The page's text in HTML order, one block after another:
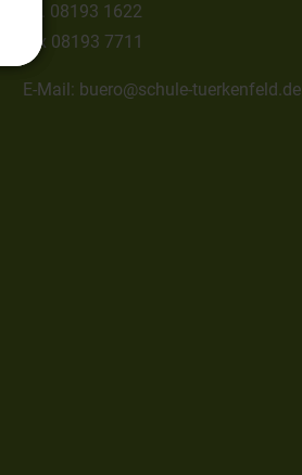
08193 1622
Fax 08193 7711
E-Mail: buero@schule-tuerkenfeld.de